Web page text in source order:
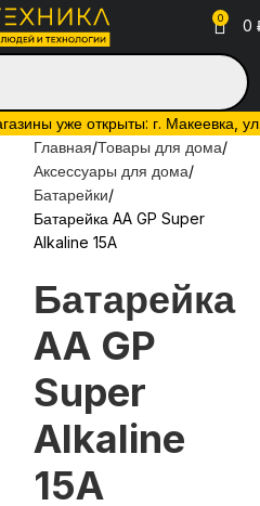
уже открыты: г. Макеевка,
0 0
Главная Товары для дома
Аксессуары для дома
Батарейки
Батарейка AA GP Super
Alkaline 15A
Батарейка
AA GP
Super
Alkaline
15A